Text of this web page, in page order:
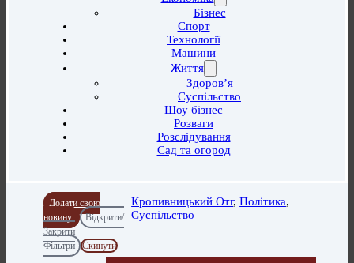
Бізнес
Спорт
Технології
Машини
Життя
Здоров’я
Суспільство
Шоу бізнес
Розваги
Розслідування
Сад та огород
Додати свою
новину
Відкрити/
Закрити
Фільтри
Скинути
Кропивницький Отг,Політика,
Суспільство